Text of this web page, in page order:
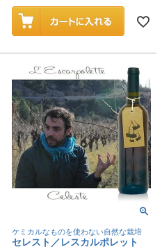
ケミカルなものを使わない自然な栽培
セレスト／レスカルポレット